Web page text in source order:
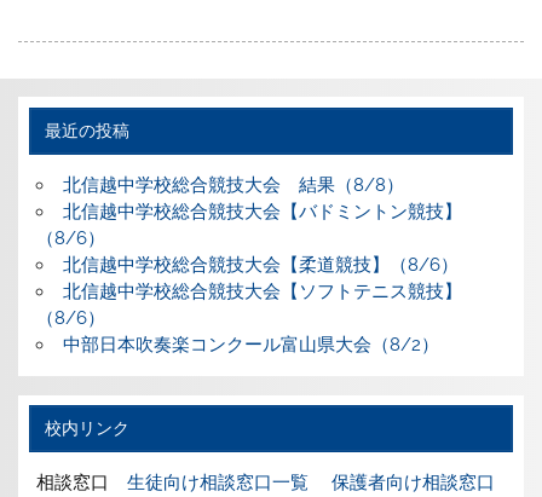
最近の投稿
北信越中学校総合競技大会 結果（8/8）
北信越中学校総合競技大会【バドミントン競技】
（8/6）
北信越中学校総合競技大会【柔道競技】（8/6）
北信越中学校総合競技大会【ソフトテニス競技】
（8/6）
中部日本吹奏楽コンクール富山県大会（8/2）
校内リンク
相談窓口生徒向け相談窓口一覧
保護者向け相談窓口